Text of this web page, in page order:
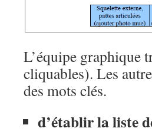
L’équipe graphique
cliquables). Les
des mots clés.
d’établir la liste